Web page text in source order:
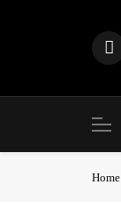
Home